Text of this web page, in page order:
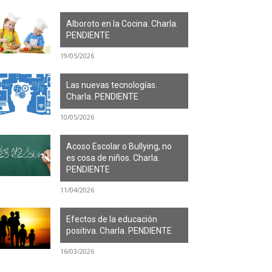
Alboroto en la Cocina. Charla.
PENDIENTE
19/05/2026
Las nuevas tecnologías.
Charla. PENDIENTE
10/05/2026
Acoso Escolar o Bullying, no
es cosa de niños. Charla.
PENDIENTE
11/04/2026
Efectos de la educación
positiva. Charla. PENDIENTE
16/03/2026